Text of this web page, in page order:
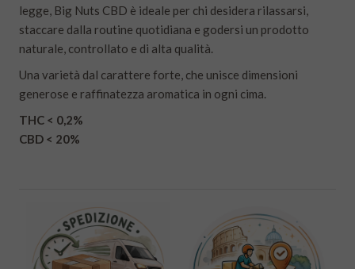
legge, Big Nuts CBD è ideale per chi desidera rilassarsi,
staccare dalla routine quotidiana e godersi un prodotto
naturale, controllato e di alta qualità.
Una varietà dal carattere forte, che unisce dimensioni
generose e raffinatezza aromatica in ogni cima.
THC < 0,2%
CBD < 20%